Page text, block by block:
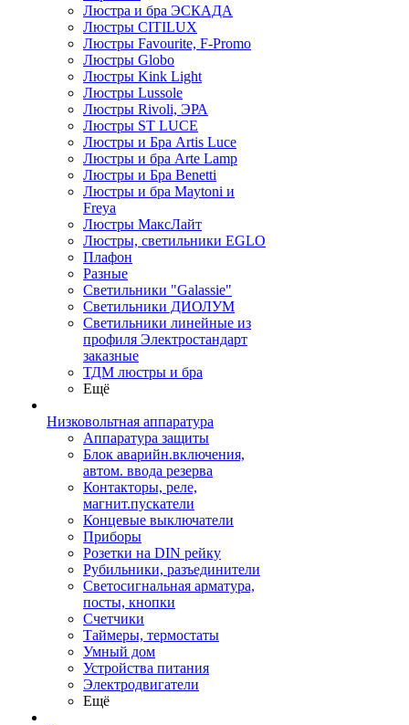
Люстра и бра ЭСКАДА
Люстры CITILUX
Люстры Favourite, F-Promo
Люстры Globo
Люстры Kink Light
Люстры Lussole
Люстры Rivoli, ЭРА
Люстры ST LUCE
Люстры и Бра Artis Luce
Люстры и бра Arte Lamp
Люстры и Бра Benetti
Люстры и бра Maytoni и
Freya
Люстры МаксЛайт
Люстры, светильники EGLO
Плафон
Разные
Светильники "Galassie"
Светильники ДИОЛУМ
Светильники линейные из
профиля Электростандарт
заказные
ТДМ люстры и бра
Ещё
Низковольтная аппаратура
Аппаратура защиты
Блок аварийн.включения,
автом. ввода резерва
Контакторы, реле,
магнит.пускатели
Концевые выключатели
Приборы
Розетки на DIN рейку
Рубильники, разъединители
Светосигнальная арматура,
посты, кнопки
Счетчики
Таймеры, термостаты
Умный дом
Устройства питания
Электродвигатели
Ещё